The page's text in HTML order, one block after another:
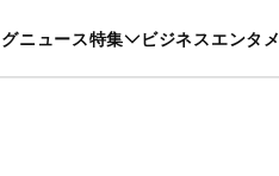
ニュース特集 ビジネスエンタメ
ーツ ヘルスケア 美容 グルメ